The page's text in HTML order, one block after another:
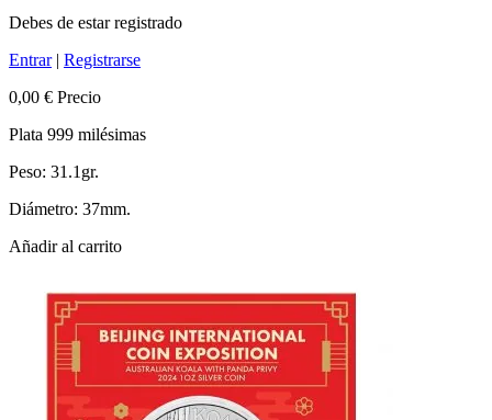
Debes de estar registrado
Entrar| Registrarse
0,00 € Precio
Plata 999 milésimas
Peso: 31.1gr.
Diámetro: 37mm.
Añadir al carrito